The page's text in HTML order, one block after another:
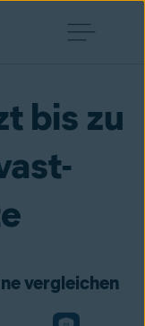
bis zu
vergleichen